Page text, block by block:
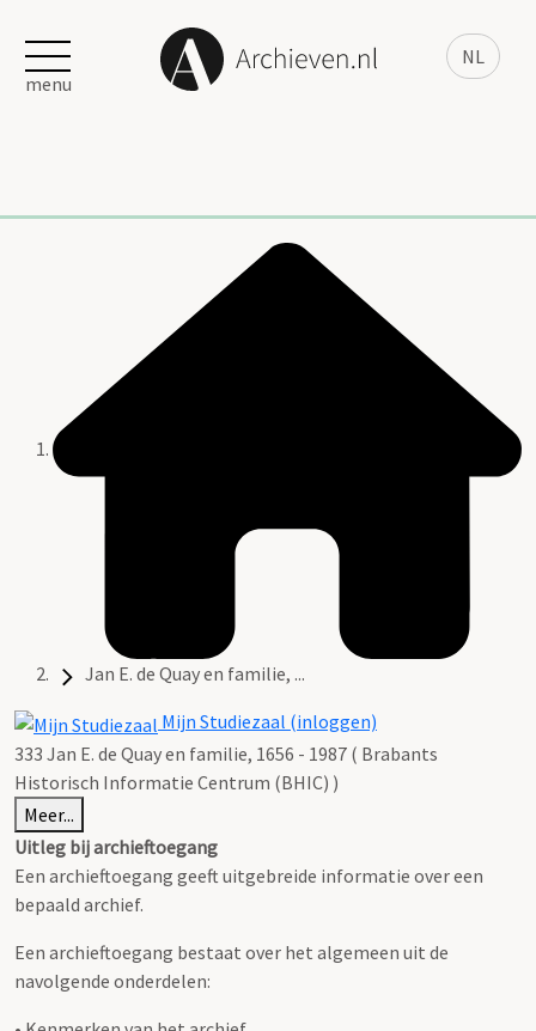
NL
menu
Jan E. de Quay en familie, ...
Mijn Studiezaal (inloggen)
333 Jan E. de Quay en familie, 1656 - 1987 ( Brabants
Historisch Informatie Centrum (BHIC) )
Meer...
Uitleg bij archieftoegang
Een archieftoegang geeft uitgebreide informatie over een
bepaald archief.
Een archieftoegang bestaat over het algemeen uit de
navolgende onderdelen: